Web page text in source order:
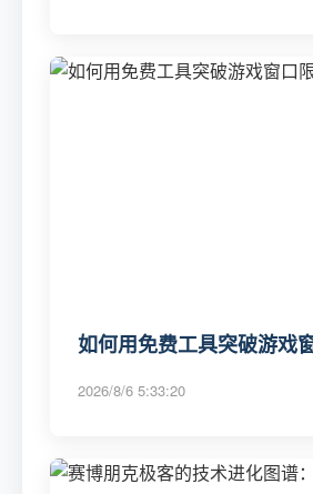
如何用免费工具突破游戏
2026/8/6 5:33:20